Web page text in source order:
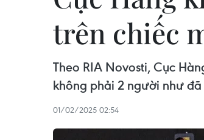
trên chiếc
Theo RIA Novosti, Cục
không phải 2 người như
01/02/2025 02:54